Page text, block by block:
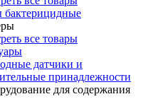
бактерицидные
все товары
датчики и
принадлежности
для содержания